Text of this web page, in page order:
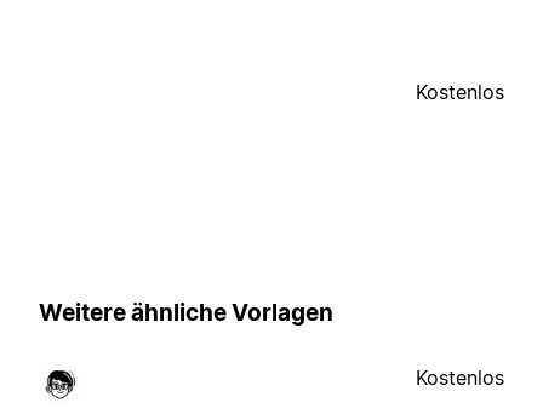
Kostenlos
Weitere ähnliche Vorlagen
Kostenlos